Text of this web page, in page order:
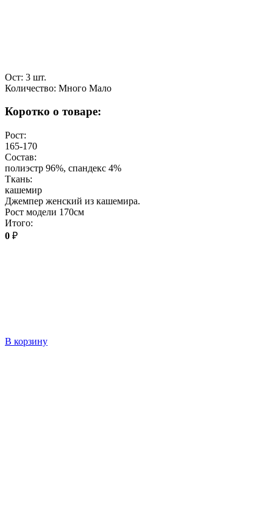
Ост: 3 шт.
Количество: Много Мало
Коротко о товаре:
Рост:
165-170
Состав:
полиэстр 96%, спандекс 4%
Ткань:
кашемир
Джемпер женский из кашемира.
Рост модели 170см
Итого:
0 ₽
В корзину